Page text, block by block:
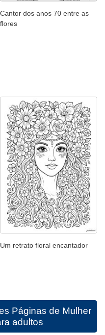
Cantor dos anos 70 entre as
flores
Um retrato floral encantador
Páginas de Mulher
adultos